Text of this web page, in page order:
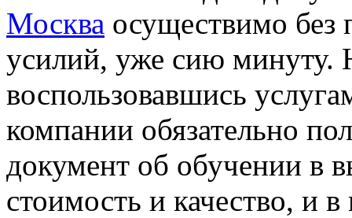
Москва осуществимо без
усилий, уже сию минуту.
воспользовавшись
компании обязательно
документ об обучении в
стоимость и качество, и